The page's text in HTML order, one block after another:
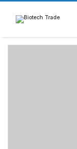
Skip
content